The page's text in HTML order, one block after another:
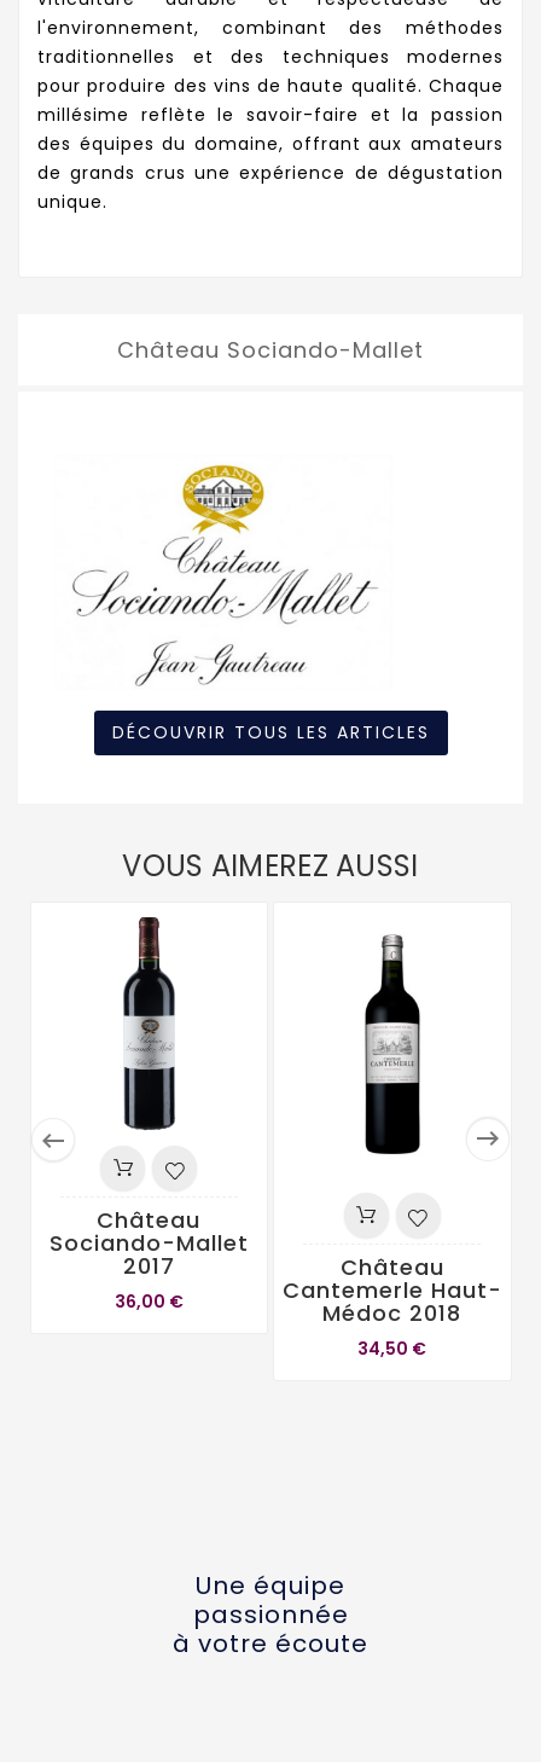
l'environnement, combinant des méthodes
traditionnelles et des techniques modernes
pour produire des vins de haute qualité. Chaque
millésime reflète le savoir-faire et la passion
des équipes du domaine, offrant aux amateurs
de grands crus une expérience de dégustation
unique.
Château Sociando-Mallet
DÉCOUVRIR TOUS LES ARTICLES
VOUS AIMEREZ AUSSI
 
Château
Sociando-Mallet
2017
36,00 €
Château
Cantemerle Haut-
Médoc 2018
34,50 €
Une équipe
passionnée
à votre écoute